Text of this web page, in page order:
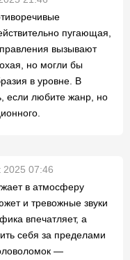
пугающая,
вызывают
но могли бы
в уровне. В
если любите жанр, но
2025 07:46
в атмосферу
и тревожные звуки
впечатляет, а
себя за пределами
—